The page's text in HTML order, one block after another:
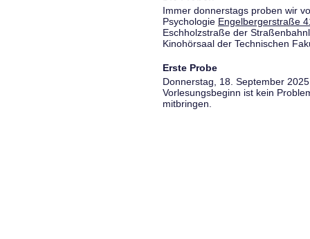
Immer donnerstags proben wir
Psychologie Engelbergerstraße
Eschholzstraße der
Kinohörsaal der Technischen
Erste Probe
Donnerstag, 18. September
Vorlesungsbeginn ist kein
mitbringen.